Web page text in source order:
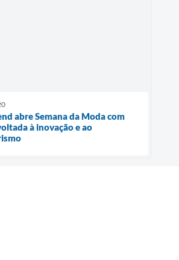
abre Semana da Moda com
à inovação e ao